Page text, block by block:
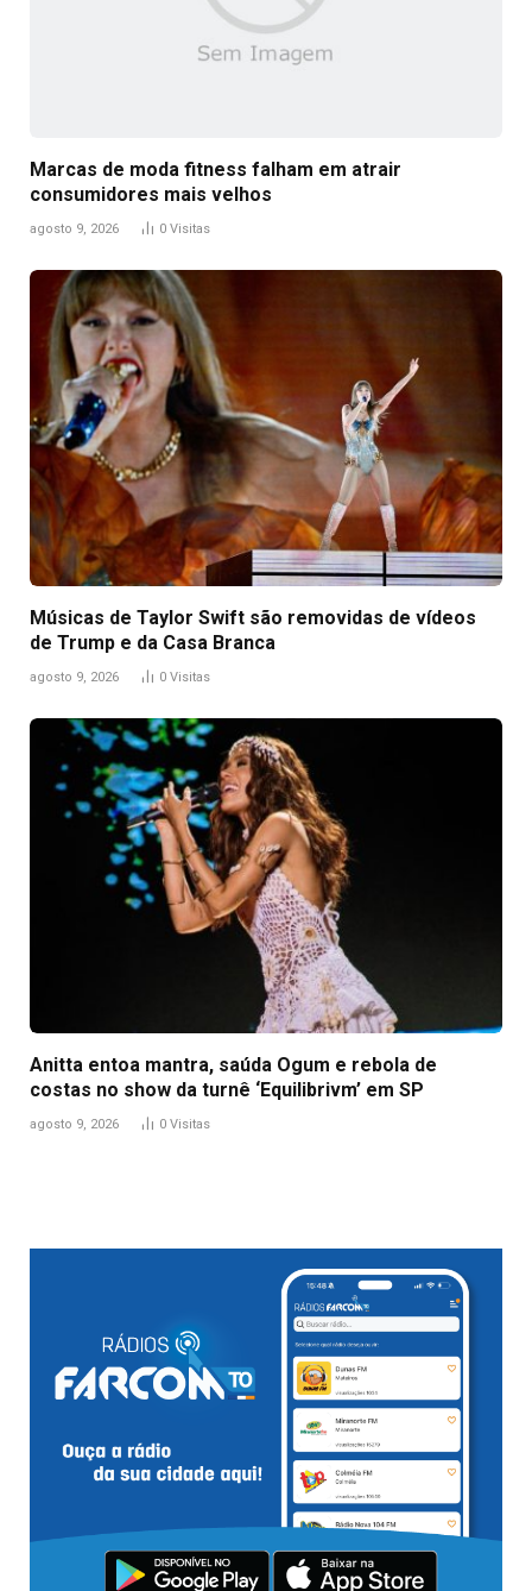
Marcas de moda fitness falham em atrair
consumidores mais velhos
agosto 9, 2026 0 Visitas
Músicas de Taylor Swift são removidas de vídeos
de Trump e da Casa Branca
agosto 9, 2026 0 Visitas
Anitta entoa mantra, saúda Ogum e rebola de
costas no show da turnê ‘Equilibrivm’ em SP
agosto 9, 2026 0 Visitas